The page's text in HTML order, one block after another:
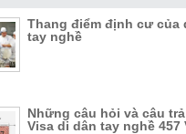
Thang điểm định cư của
tay nghề
Những câu hỏi và câu
Visa di dân tay nghề 457